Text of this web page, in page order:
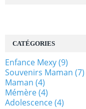
CATÉGORIES
Enfance Mexy(9)
Souvenirs Maman (7)
Maman (4)
Mémère(4)
Adolescence(4)